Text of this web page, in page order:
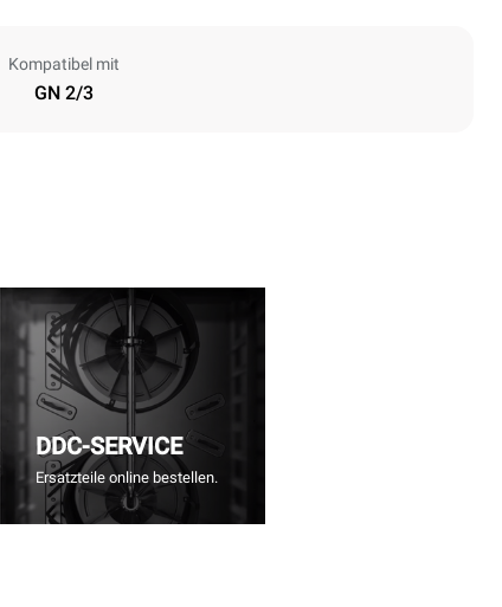
Kompatibel mit
GN 2/3
DDC-SERVICE
Ersatzteile online bestellen.